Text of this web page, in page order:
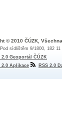
© 2010 ČÚZK,
sídlištěm 9/1800, 182
2.0 Geoportál ČÚZK
2.0 Aplikace
RSS 2.0